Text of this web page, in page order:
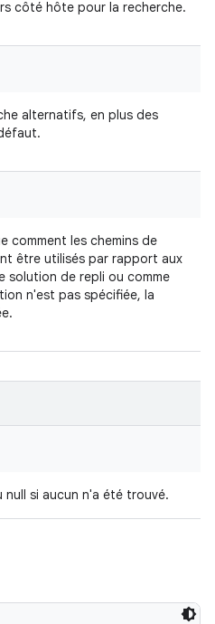
côté hôte pour la recherche.
alternatifs, en plus des
comment les chemins de
être utilisés par rapport aux
solution de repli ou comme
n'est pas spécifiée, la
si aucun n'a été trouvé.